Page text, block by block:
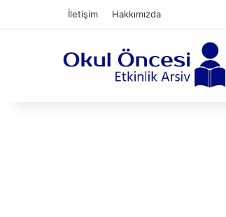
İletişim Hakkımızda